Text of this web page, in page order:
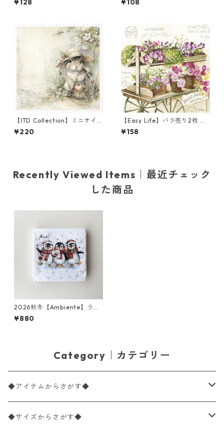
ン RUUDUT ブラック
¥128
OLOR THEORY ブルー
¥108
【ITD Collection】ミニサイ
ズ ライスペーパー RSM2472
デコパージュ
¥220
【Easy Life】バラ売り2枚 ラ
ンチサイズ ペーパーナプキン
LES FLEURS オフホワイト
¥158
Recently Viewed Items｜最近チェック
した商品
2026秋冬【Ambiente】ラン
チサイズ ペーパーナプキン Pe
nguin Suprise ホワイト 20枚
¥880
Category｜カテゴリー
◆アイテムからさがす◆
ペーパーナプキン2枚バラ売り
◆サイズからさがす◆